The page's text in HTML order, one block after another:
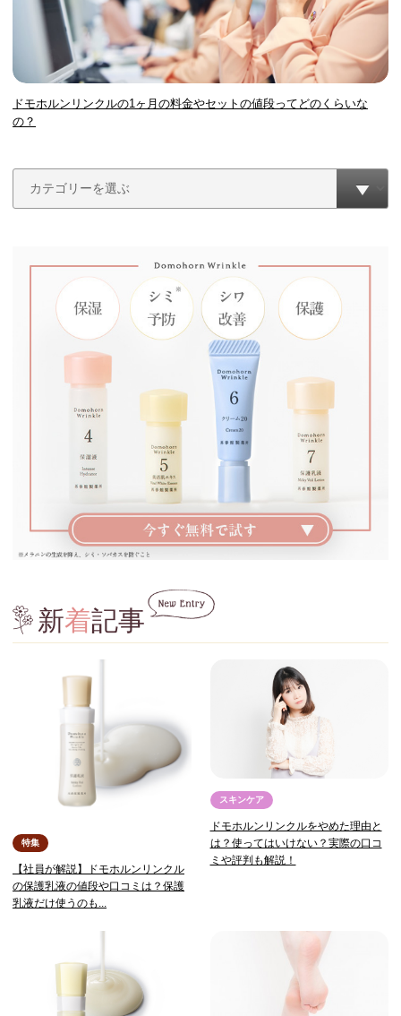
ドモホルンリンクルの1ヶ月の料金やセットの値段ってどのくらいな
の？
新着記事
特集
【社員が解説】ドモホルンリンクル
の保護乳液の値段や口コミは？保護
乳液だけ使うのも...
スキンケア
ドモホルンリンクルをやめた理由と
は？使ってはいけない？実際の口コ
ミや評判も解説！